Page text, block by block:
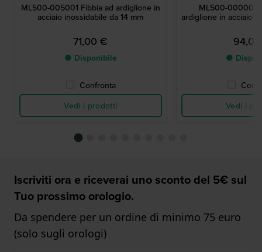
ML500-005001 Fibbia ad ardiglione in
acciaio inossidabile da 14 mm
71,00 €
● Disponibile
Confronta
Vedi i prodotti
ML500-000002
ardiglione in acciaio
●
Vedi i
Iscriviti ora e riceverai uno sconto del 5€ sul
Tuo prossimo orologio.
Da spendere per un ordine di minimo 75 euro
(solo sugli orologi)